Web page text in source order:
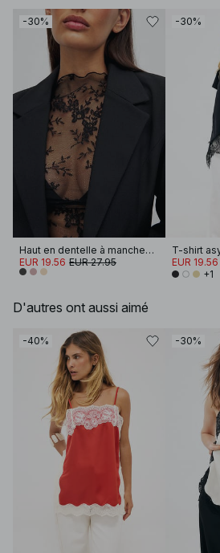
-30%
Haut en dentelle à manches longues
EUR 19.56 EUR 27.95
-30%
EUR 19.56
+1
D'autres ont aussi aimé
-40% -30%